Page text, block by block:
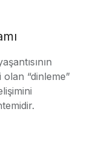
“dinleme”